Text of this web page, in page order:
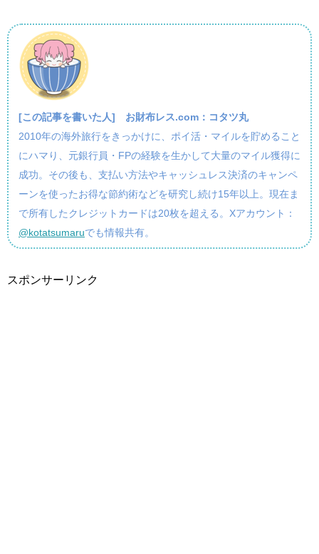
[この記事を書いた人] お財布レス.com：コタツ丸
2010年の海外旅行をきっかけに、ポイ活・マイルを貯めること
にハマり、元銀行員・FPの経験を生かして大量のマイル獲得に
成功。その後も、支払い方法やキャッシュレス決済のキャンペ
ーンを使ったお得な節約術などを研究し続け15年以上。現在ま
で所有したクレジットカードは20枚を超える。Xアカウント：
@kotatsumaruでも情報共有。
スポンサーリンク